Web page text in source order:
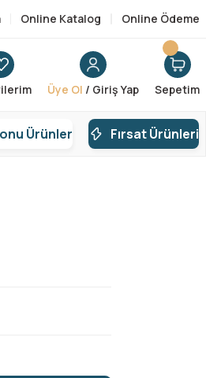
Online Katalog Online Ödeme
Üye Ol / Giriş Yap Sepetim
Ürünler Fırsat Ürünleri